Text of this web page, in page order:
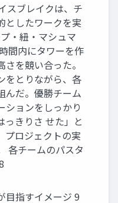
スブレイクは、チ
としたワークを実
・紐・マシュマ
間内にタワーを作
を競い合った。
をとりながら、各
んだ。優勝チーム
ションをしっかり
っきりさ せた」と
プロジェクトの実
各チームのパスタ
目指すイメージ 9